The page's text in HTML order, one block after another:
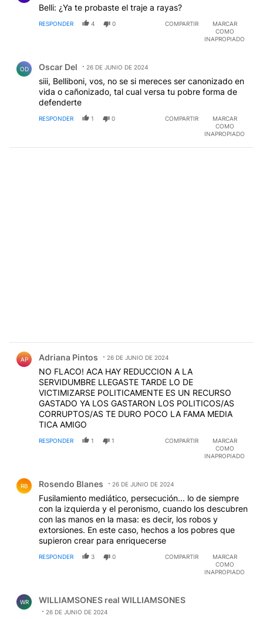
Belli: ¿Ya te probaste el traje a rayas?
RESPONDER 4 0 COMPARTIR
MARCAR
COMO
INAPROPIADO
OD Oscar Del 26 DE JUNIO DE 2024
siii, Belliboni, vos, no se si mereces ser canonizado en
vida o cañonizado, tal cual versa tu pobre forma de
defenderte
RESPONDER 1 0 COMPARTIR
MARCAR
COMO
INAPROPIADO
AP Adriana Pintos 26 DE JUNIO DE 2024
NO FLACO! ACA HAY REDUCCION A LA
SERVIDUMBRE LLEGASTE TARDE LO DE
VICTIMIZARSE POLITICAMENTE ES UN RECURSO
GASTADO YA LOS GASTARON LOS POLITICOS/AS
CORRUPTOS/AS TE DURO POCO LA FAMA MEDIA
TICA AMIGO
RESPONDER 1 1 COMPARTIR
MARCAR
COMO
INAPROPIADO
RB Rosendo Blanes 26 DE JUNIO DE 2024
Fusilamiento mediático, persecución... lo de siempre
con la izquierda y el peronismo, cuando los descubren
con las manos en la masa: es decir, los robos y
extorsiones. En este caso, hechos a los pobres que
supieron crear para enriquecerse
RESPONDER 3 0 COMPARTIR
MARCAR
COMO
INAPROPIADO
WR WILLIAMSONES real WILLIAMSONES
26 DE JUNIO DE 2024